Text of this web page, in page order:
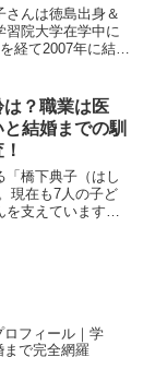
さんは徳島出身＆
習院大学在学中に
経て2007年に結
？職業は医
結婚までの馴
「橋下典子（はし
現在も7人の子ど
を支えています
ロフィール｜学
まで完全網羅